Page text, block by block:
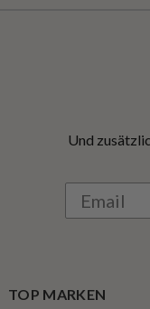
Und
TOP MARKEN